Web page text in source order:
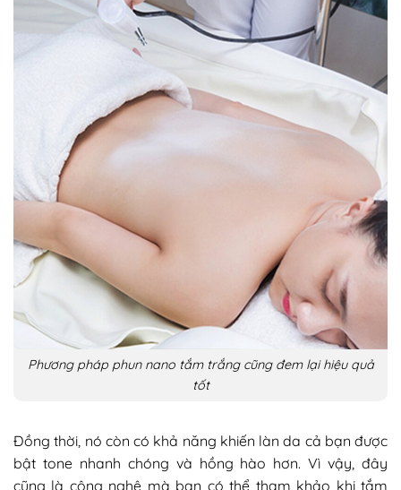
Phương pháp phun nano tắm trắng cũng đem lại hiệu quả
tốt
Đồng thời, nó còn có khả năng khiến làn da cả bạn được
bật tone nhanh chóng và hồng hào hơn. Vì vậy, đây
cũng là công nghệ mà bạn có thể tham khảo khi tắm